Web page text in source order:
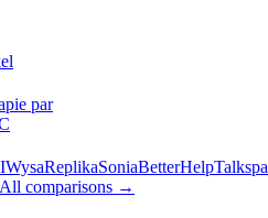
par
WysaReplikaSoniaBetterHelp
All comparisons →